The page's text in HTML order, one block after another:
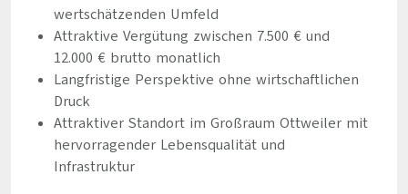
wertschätzenden Umfeld
Attraktive Vergütung zwischen 7.500 € und
12.000 € brutto monatlich
Langfristige Perspektive ohne wirtschaftlichen
Druck
Attraktiver Standort im Großraum Ottweiler mit
hervorragender Lebensqualität und
Infrastruktur